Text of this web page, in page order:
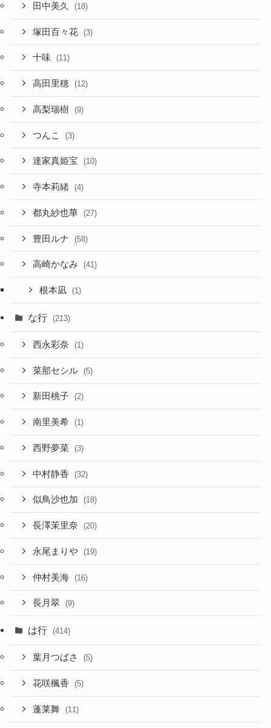
田中美久 (18)
塚田百々花 (3)
十味 (11)
高田里穂 (12)
高梨瑞樹 (9)
つんこ (3)
達家真姫宝 (10)
寺本莉緒 (4)
都丸紗也華 (27)
豊田ルナ (58)
高崎かなみ (41)
根本凪 (1)
な行 (213)
西永彩奈 (1)
菜那セシル (5)
新田桃子 (2)
南里美希 (1)
西野夢菜 (3)
中村静香 (32)
似鳥沙也加 (18)
長澤茉里奈 (20)
永尾まりや (19)
仲村美海 (16)
長月翠 (9)
は行 (414)
葉月つばさ (5)
花咲楓香 (5)
蓬莱舞 (11)